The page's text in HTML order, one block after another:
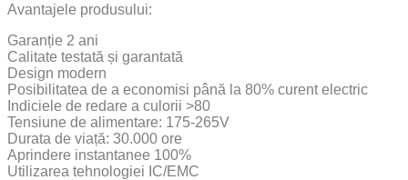
Avantajele produsului:
Garanție 2 ani
Calitate testată și garantată
Design modern
Posibilitatea de a economisi până la 80% curent electric
Indiciele de redare a culorii >80
Tensiune de alimentare: 175-265V
Durata de viață: 30.000 ore
Aprindere instantanee 100%
Utilizarea tehnologiei IC/EMC